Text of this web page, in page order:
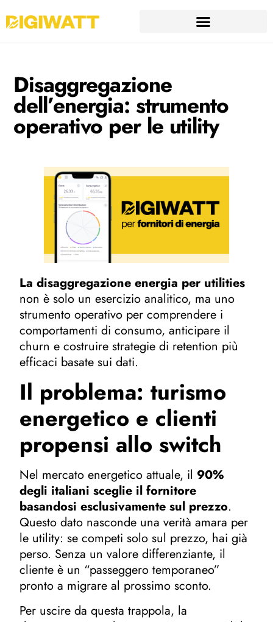
Disaggregazione
dell’energia: strumento
operativo per le utility
La disaggregazione energia per utilities
non è solo un esercizio analitico, ma uno
strumento operativo per comprendere i
comportamenti di consumo, anticipare il
churn e costruire strategie di retention più
efficaci basate sui dati.
Il problema: turismo
energetico e clienti
propensi allo switch
Nel mercato energetico attuale, il 90%
degli italiani sceglie il fornitore
basandosi esclusivamente sul prezzo.
Questo dato nasconde una verità amara per
le utility: se competi solo sul prezzo, hai già
perso. Senza un valore differenziante, il
cliente è un “passeggero temporaneo”
pronto a migrare al prossimo sconto.
Per uscire da questa trappola, la